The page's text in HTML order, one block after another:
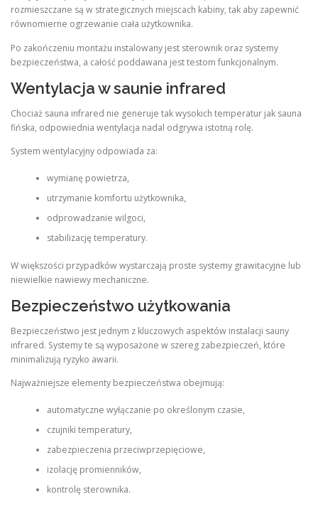
rozmieszczane są w strategicznych miejscach kabiny, tak aby zapewnić
równomierne ogrzewanie ciała użytkownika.
Po zakończeniu montażu instalowany jest sterownik oraz systemy
bezpieczeństwa, a całość poddawana jest testom funkcjonalnym.
Wentylacja w saunie infrared
Chociaż sauna infrared nie generuje tak wysokich temperatur jak sauna
fińska, odpowiednia wentylacja nadal odgrywa istotną rolę.
System wentylacyjny odpowiada za:
wymianę powietrza,
utrzymanie komfortu użytkownika,
odprowadzanie wilgoci,
stabilizację temperatury.
W większości przypadków wystarczają proste systemy grawitacyjne lub
niewielkie nawiewy mechaniczne.
Bezpieczeństwo użytkowania
Bezpieczeństwo jest jednym z kluczowych aspektów instalacji sauny
infrared. Systemy te są wyposażone w szereg zabezpieczeń, które
minimalizują ryzyko awarii.
Najważniejsze elementy bezpieczeństwa obejmują:
automatyczne wyłączanie po określonym czasie,
czujniki temperatury,
zabezpieczenia przeciwprzepięciowe,
izolację promienników,
kontrolę sterownika.